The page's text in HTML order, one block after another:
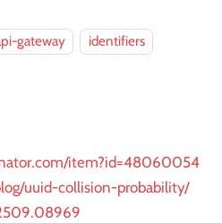
gateway
identifiers
item?id=48060054
uuid-collision-probability/